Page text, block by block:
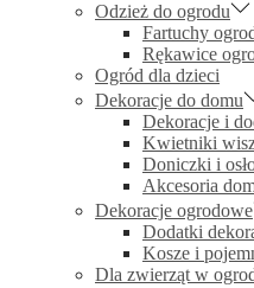
Odzież do ogrodu
Fartuchy
Rękawice
Ogród dla dzieci
Dekoracje do domu
Dekoracje i
Kwietniki
Doniczki i
Akcesoria
Dekoracje ogrodowe
Dodatki
Kosze i
Dla zwierząt w